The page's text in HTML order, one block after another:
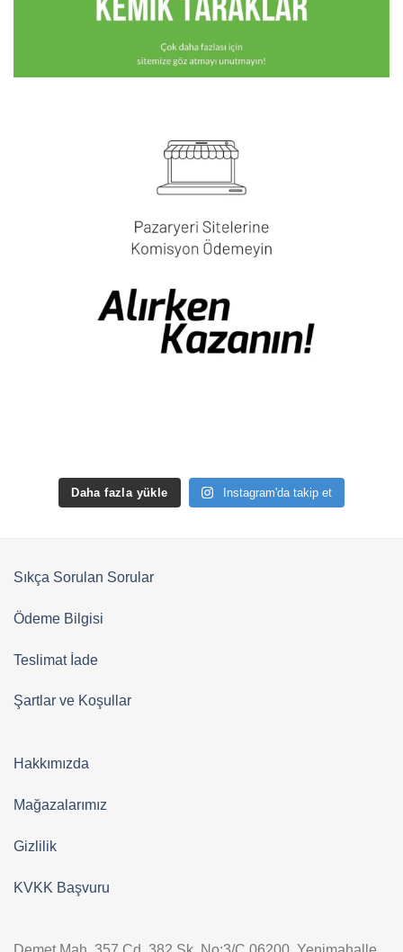
Daha fazla yükle Instagram'da takip et
Sıkça Sorulan Sorular
Ödeme Bilgisi
Teslimat İade
Şartlar ve Koşullar
Hakkımızda
Mağazalarımız
Gizlilik
KVKK Başvuru